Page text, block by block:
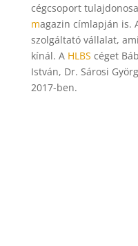
cégcsoport
magazin címlapján is.
szolgáltató vállalat,
kínál. A HLBS céget
István, Dr. Sárosi
2017-ben.